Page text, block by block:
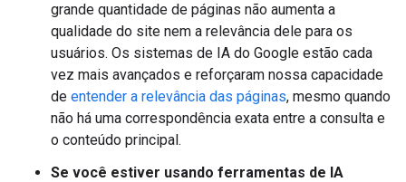
grande quantidade de páginas não aumenta a
qualidade do site nem a relevância dele para os
usuários. Os sistemas de IA do Google estão cada
vez mais avançados e reforçaram nossa capacidade
de entender a relevância das páginas, mesmo quando
não há uma correspondência exata entre a consulta e
o conteúdo principal.
Se você estiver usando ferramentas de IA